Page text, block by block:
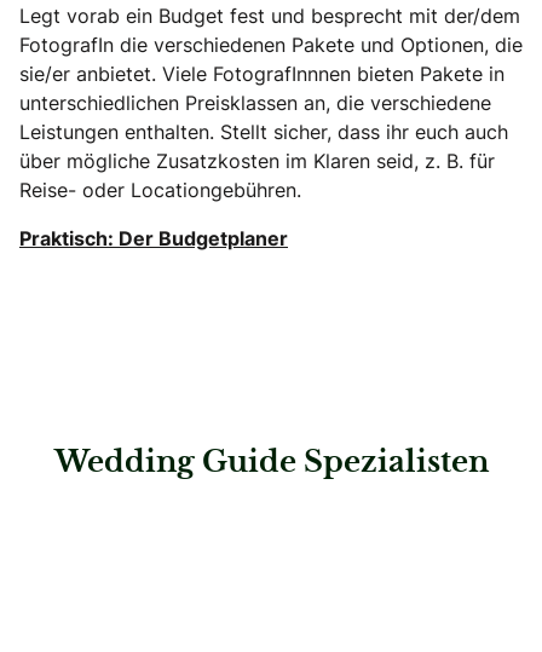
Legt vorab ein Budget fest und besprecht mit der/dem
FotografIn die verschiedenen Pakete und Optionen, die
sie/er anbietet. Viele FotografInnnen bieten Pakete in
unterschiedlichen Preisklassen an, die verschiedene
Leistungen enthalten. Stellt sicher, dass ihr euch auch
über mögliche Zusatzkosten im Klaren seid, z. B. für
Reise- oder Locationgebühren.
Praktisch: Der Budgetplaner
Wedding Guide Spezialisten